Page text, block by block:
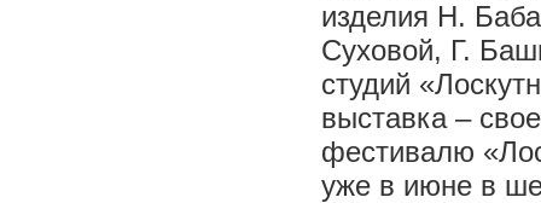
изделия Н.
Суховой, Г.
студий
выставка –
фестивалю
уже в июне в